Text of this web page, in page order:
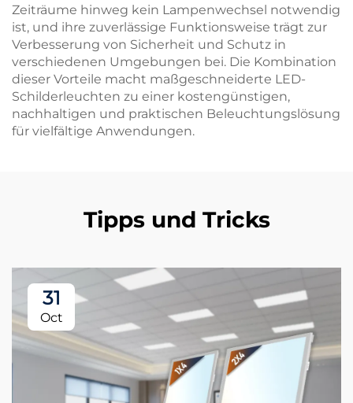
Zeiträume hinweg kein Lampenwechsel notwendig
ist, und ihre zuverlässige Funktionsweise trägt zur
Verbesserung von Sicherheit und Schutz in
verschiedenen Umgebungen bei. Die Kombination
dieser Vorteile macht maßgeschneiderte LED-
Schilderleuchten zu einer kostengünstigen,
nachhaltigen und praktischen Beleuchtungslösung
für vielfältige Anwendungen.
Tipps und Tricks
31
Oct